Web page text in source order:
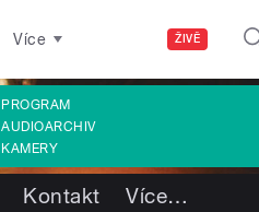
ŽIVĚ
Více
PROGRAM
AUDIOARCHIV
KAMERY
Kontakt Více…